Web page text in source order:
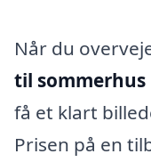
Når du
til sommerhus
få et klart
Prisen på en